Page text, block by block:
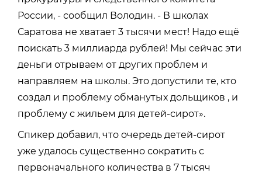
России, - сообщил Володин. - В школах
Саратова не хватает 3 тысячи мест! Надо ещё
поискать 3 миллиарда рублей! Мы сейчас эти
деньги отрываем от других проблем и
направляем на школы. Это допустили те, кто
создал и проблему обманутых дольщиков , и
проблему с жильем для детей-сирот».
Спикер добавил, что очередь детей-сирот
уже удалось существенно сократить с
первоначального количества в 7 тысяч